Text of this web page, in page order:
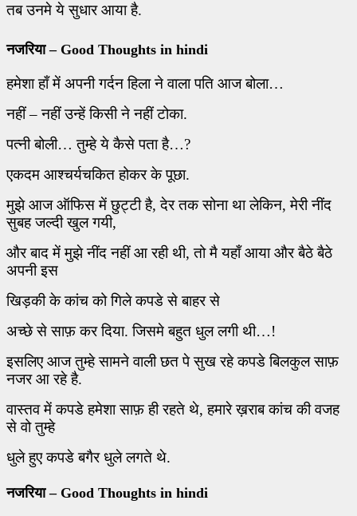
तब उनमे ये सुधार आया है.
नजरिया – Good Thoughts in hindi
हमेशा हाँ में अपनी गर्दन हिला ने वाला पति आज बोला…
नहीं – नहीं उन्हें किसी ने नहीं टोका.
पत्नी बोली…तुम्हे ये कैसे पता है…?
एकदम आश्चर्यचकित होकर के पूछा.
मुझे आज ऑफिस में छुट्टी है,देर तक सोना था लेकिन,मेरी नींद
सुबह जल्दी खुल गयी,
और बाद में मुझेनींद नहीं आ रही थी,तो मै यहाँ आया और बैठे बैठे
अपनी इस
खिड़कीके कांच को गिले कपडे से बाहर से
अच्छे से साफ़ कर दिया. जिसमे बहुत धुल लगी थी…!
इसलिए आज तुम्हे सामने वाली छत पे सुख रहे कपडे बिलकुल साफ़
नजर आ रहे है.
वास्तव में कपडे हमेशा साफ़ ही रहते थे,हमारे ख़राब कांच की वजह
से वो तुम्हे
धुले हुएकपडेबगैर धुले लगते थे.
नजरिया – Good Thoughts in hindi